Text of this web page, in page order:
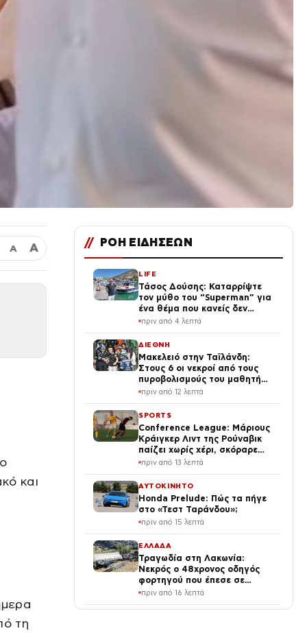
Α Α
και
τη
// ΡΟΗ ΕΙΔΗΣΕΩΝ
LIFE
Τάσος Δούσης: Καταρρίψτε
τον μύθο του “Superman” για
ένα θέμα που κανείς δεν
«άγγιζε» μέχρι σήμερα
πριν από 4 λεπτά
ΔΙΕΘΝΗ
Μακελειό στην Ταϊλάνδη:
Στους 6 οι νεκροί από τους
πυροβολισμούς του μαθητή
στο σχολείο του
πριν από 12 λεπτά
SPORTS
Conference League: Μάριους
Κράιγκερ Λιντ της Ρούναβικ
παίζει χωρίς χέρι, σκόραρε
και έγινε παράδειγμα προς
πριν από 13 λεπτά
ΑΥΤΟΚΙΝΗΤΟ
Honda Prelude: Πώς τα πήγε
στο «Τεστ Ταράνδου»;
πριν από 15 λεπτά
ΕΛΛΑΔΑ
Τραγωδία στη Λακωνία:
Νεκρός ο 48χρονος οδηγός
φορτηγού που έπεσε σε
γκρεμό, τραυματίας ο
πριν από 16 λεπτά